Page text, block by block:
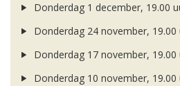
Donderdag 1 december, 19.00
Donderdag 24 november, 19.00
Donderdag 17 november, 19.00
Donderdag 10 november, 19.00